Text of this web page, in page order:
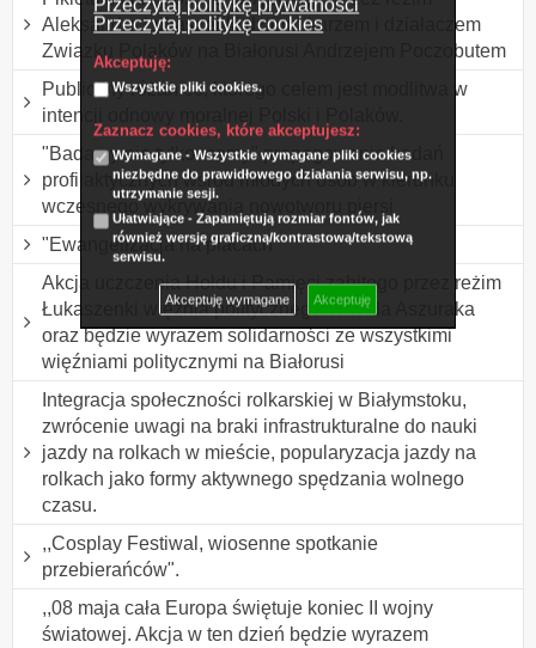
Przeczytaj politykę prywatności
Przeczytaj politykę cookies
Akceptuję:
Wszystkie pliki cookies.
Zaznacz cookies, które akceptujesz:
Wymagane - Wszystkie wymagane pliki cookies
niezbędne do prawidłowego działania serwisu, np.
utrzymanie sesji.
Ułatwiające - Zapamiętują rozmiar fontów, jak
również wersję graficzną/kontrastową/tekstową
serwisu.
Akceptuję wymagane Akceptuję
Aleksandra Łukaszenki dziennikarzem i działaczem
Związku Polaków na Białorusi Andrzejem Poczobutem
Publiczny różaniec, którego celem jest modlitwa w
intencji odnowy moralnej Polski i Polaków.
"Badamy nie tylko mamy" propagowanie badań
profilaktycznych wśród młodych osób w kierunku
wczesnego wykrywania nowotworu piersi
"Ewangelizacja na placach"
Akcja uczczenia Hołdu i Pamięci zabitego przez reżim
Łukaszenki więźnia politycznego Witolda Aszuraka
oraz będzie wyrazem solidarności ze wszystkimi
więźniami politycznymi na Białorusi
Integracja społeczności rolkarskiej w Białymstoku,
zwrócenie uwagi na braki infrastrukturalne do nauki
jazdy na rolkach w mieście, popularyzacja jazdy na
rolkach jako formy aktywnego spędzania wolnego
czasu.
,,Cosplay Festiwal, wiosenne spotkanie
przebierańców".
,,08 maja cała Europa świętuje koniec II wojny
światowej. Akcja w ten dzień będzie wyrazem